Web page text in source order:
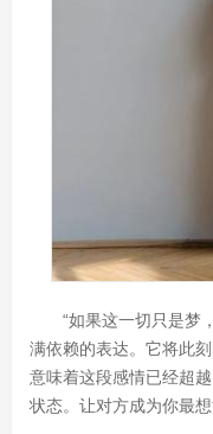
“如果这一切只是梦
满依赖的表达。它将此
意味着这段感情已经超
状态。让对方成为你最想